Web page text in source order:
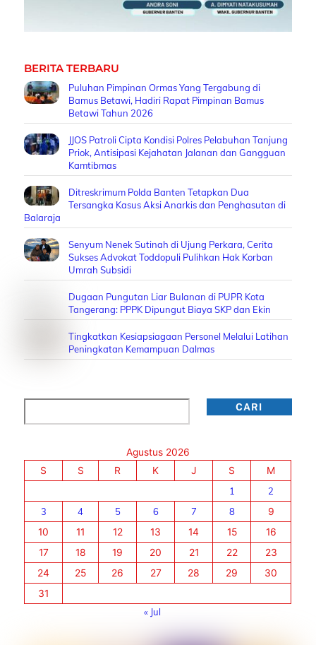
BERITA TERBARU
Puluhan Pimpinan Ormas Yang Tergabung di
Bamus Betawi, Hadiri Rapat Pimpinan Bamus
Betawi Tahun 2026
JJOS Patroli Cipta Kondisi Polres Pelabuhan Tanjung
Priok, Antisipasi Kejahatan Jalanan dan Gangguan
Kamtibmas
Ditreskrimum Polda Banten Tetapkan Dua
Tersangka Kasus Aksi Anarkis dan Penghasutan di
Balaraja
Senyum Nenek Sutinah di Ujung Perkara, Cerita
Sukses Advokat Toddopuli Pulihkan Hak Korban
Umrah Subsidi
Dugaan Pungutan Liar Bulanan di PUPR Kota
Tangerang: PPPK Dipungut Biaya SKP dan Ekin
Tingkatkan Kesiapsiagaan Personel Melalui Latihan
Peningkatan Kemampuan Dalmas
CARI
Agustus 2026
S
S R K J S
M
1
2
3
4 5 6 7 8
9
10
11 12 13 14 15
16
17
18 19 20 21 22
23
24
25 26 27 28 29
30
31
« Jul